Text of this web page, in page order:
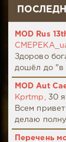
MOD Rus
Здорово
дошёл до "в
MOD Aut
Kprtmp,
30
Всем
делаю
Перечень